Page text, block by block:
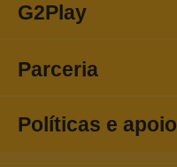
G2Play
Parceria
Políticas e apoio